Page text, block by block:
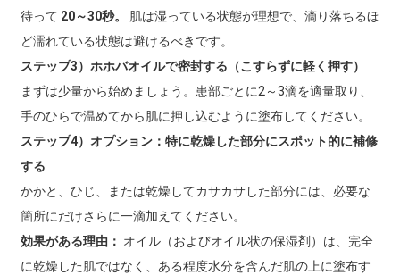
待って 20～30秒。
肌は湿っている状態が理想で、滴り落ちるほ
ど濡れている状態は避けるべきです。
ステップ3）ホホバオイルで密封する（こすらずに軽く押す）
まずは少量から始めましょう。患部ごとに2～3滴を適量取り、
手のひらで温めてから肌に押し込むように塗布してください。
ステップ4）オプション：特に乾燥した部分にスポット的に補修
する
かかと、ひじ、または乾燥してカサカサした部分には、必要な
箇所にだけさらに一滴加えてください。
効果がある理由： オイル（およびオイル状の保湿剤）は、完全
に乾燥した肌ではなく、ある程度水分を含んだ肌の上に塗布す